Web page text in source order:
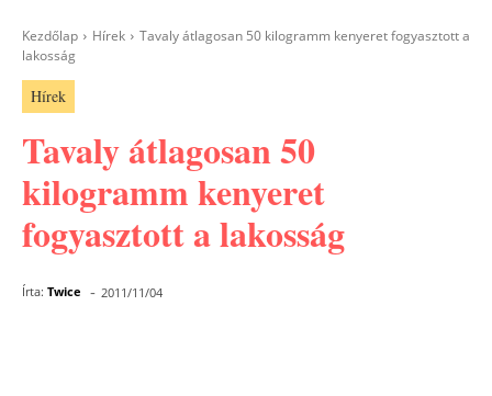
Kezdőlap Hírek
Tavaly átlagosan 50 kilogramm kenyeret fogyasztott a
lakosság
Hírek
Tavaly átlagosan 50
kilogramm kenyeret
fogyasztott a lakosság
Írta: Twice - 2011/11/04